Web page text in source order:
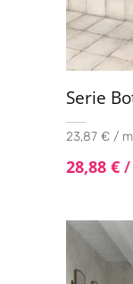
Serie
23,87 € /
28,88 € /